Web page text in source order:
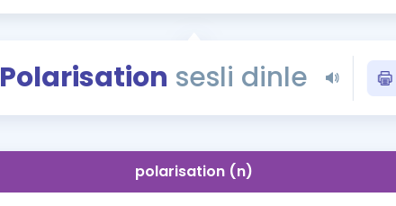
Blog
YDS - YÖKDİL
İngilizce
Polarisation sesli dinle
polarisation (n)